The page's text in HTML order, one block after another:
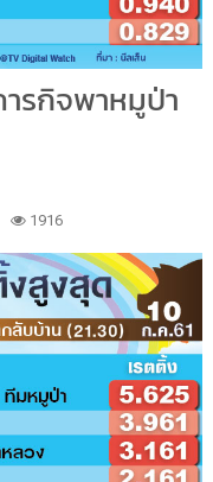
รกิจพาหมูป่า
1916